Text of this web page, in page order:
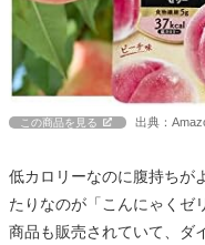
この商品を見る 出典：
低カロリーなのに腹持ちが
たりなのが「こんにゃくゼ
商品も販売されていて、ダ